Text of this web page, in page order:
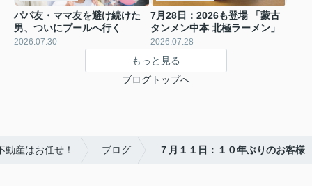
パパ友・ママ友を避け続けた
男、ついにプールへ行く
2026.07.30
7月28日：2026も登場 「蒙古
タンメン中本 北極ラーメン」
2026.07.28
もっと見る
ブログトップへ
産はお任せ！ ブログ ７月１１日：１０年ぶりのお客様